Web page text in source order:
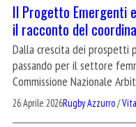
Il Progetto Emergenti
il racconto del
Dalla crescita dei prospetti
passando per il settore
Commissione Nazionale
26 Aprile 2026Rugby Azzurro/